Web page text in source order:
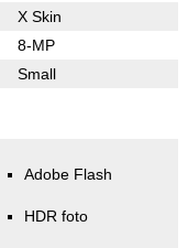
X Skin
8-MP
Small
Adobe Flash
HDR foto